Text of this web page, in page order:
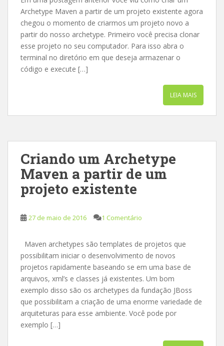
Archetype Maven a partir de um projeto existente agora
chegou o momento de criarmos um projeto novo a
partir do nosso archetype. Primeiro você precisa clonar
esse projeto no seu computador. Para isso abra o
terminal no diretório em que deseja armazenar o
código e execute […]
LEIA MAIS
Criando um Archetype
Maven a partir de um
projeto existente
27 de maio de 2016 1 Comentário
Maven archetypes são templates de projetos que
possibilitam iniciar o desenvolvimento de novos
projetos rapidamente baseando se em uma base de
arquivos, xml’s e classes já existentes. Um bom
exemplo disso são os archetypes da fundação JBoss
que possibilitam a criação de uma enorme variedade de
arquiteturas para esse ambiente. Você pode por
exemplo […]